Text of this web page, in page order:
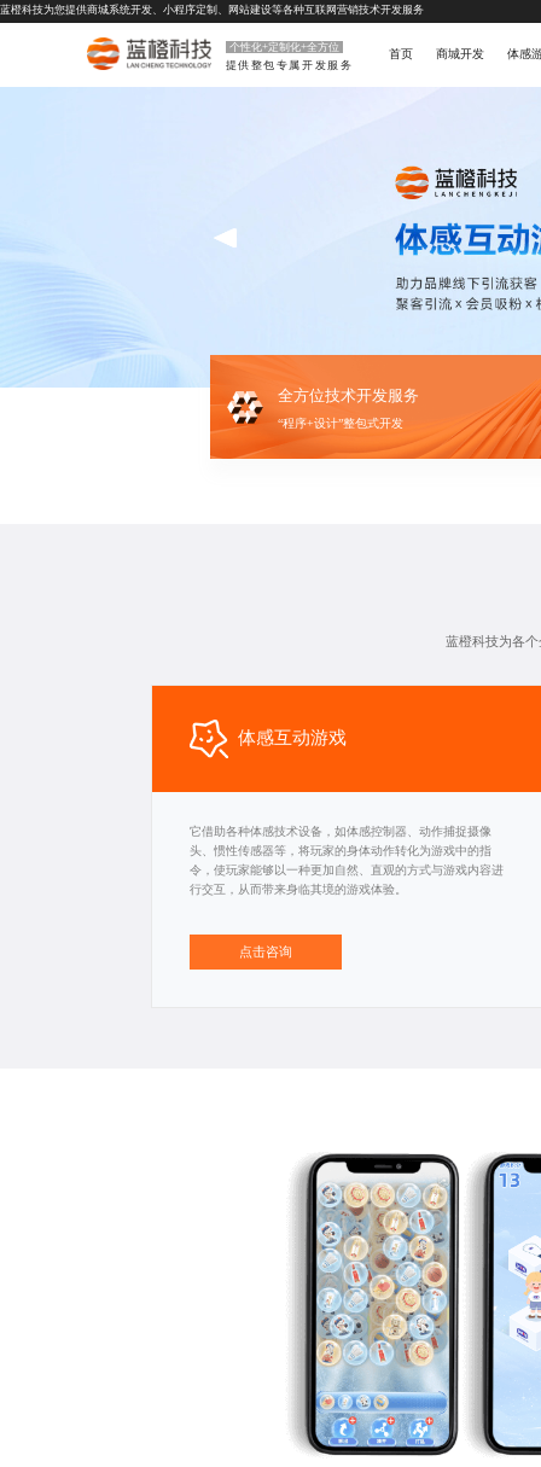
蓝橙科技为您提供商城系统开发、 小程序定制 、 网站建设等各种互联网营销技术开发服务
个性化+定制化+全方位
提供整包专属开发服务
首页 商城开发 体感
全方位技术开发服务
“程序+设计”整包式开发
蓝橙科技为各
体感互动游戏
它借助各种体感技术设备，如体感控制器、动作捕捉摄像
头、惯性传感器等，将玩家的身体动作转化为游戏中的指
令，使玩家能够以一种更加自然、直观的方式与游戏内容进
行交互，从而带来身临其境的游戏体验。
点击咨询